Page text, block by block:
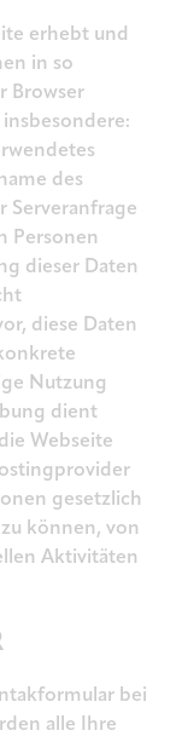
erhebt und
in so
Browser
des
Serveranfrage
Personen
dieser Daten
diese Daten
Nutzung
dient
Webseite
gesetzlich
können, von
Aktivitäten
bei
alle Ihre